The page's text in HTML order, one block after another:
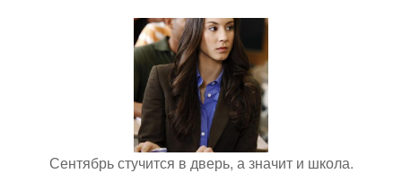
Сентябрь стучится в дверь, а значит и школа.